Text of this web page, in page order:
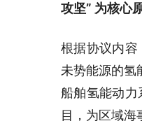
攻坚” 为核心
根据协议内容
未势能源的氢
船舶氢能动力
目，为区域海